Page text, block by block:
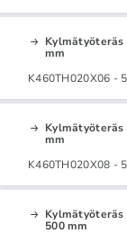
mm
K460TH020X06 -
mm
K460TH020X08 -
500 mm